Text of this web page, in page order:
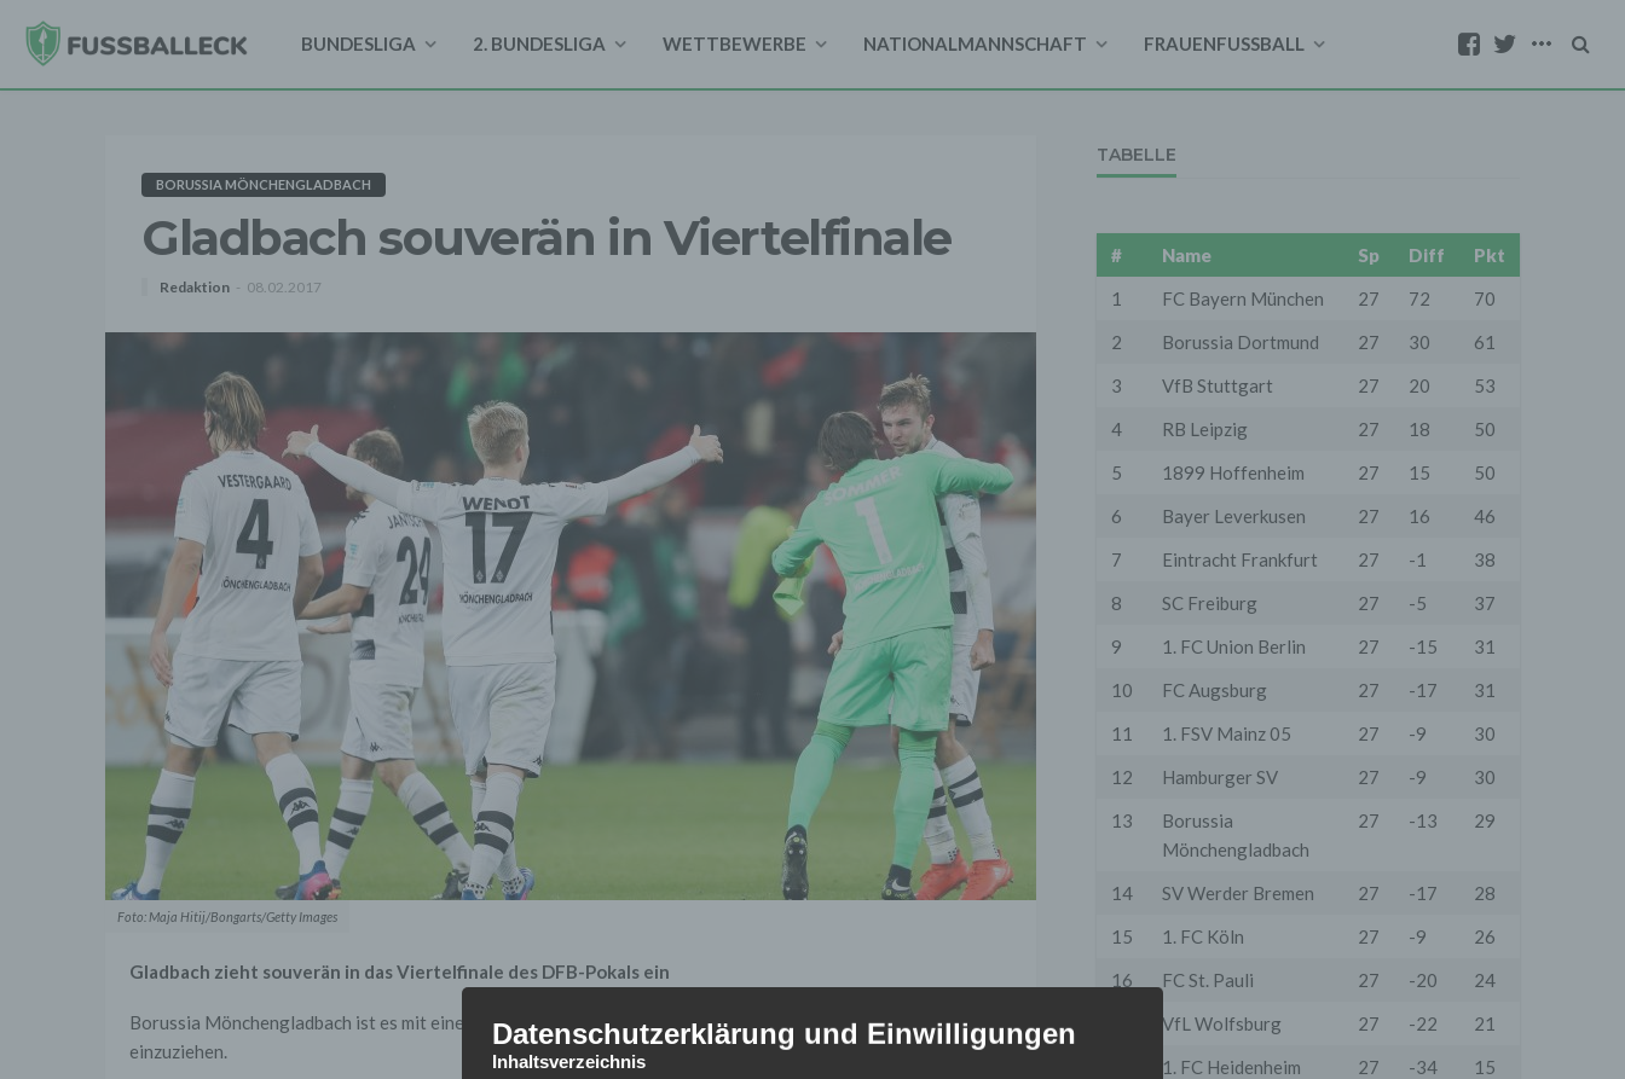
BUNDESLIGA 2. BUNDESLIGA WETTBEWERBE NATIONALMANNSCHAFT FRAUENFUSSBALL
BORUSSIA MÖNCHENGLADBACH
Gladbach souverän in Viertelfinale
Redaktion 08.02.2017
Foto: Maja Hitij/Bongarts/Getty Images
Gladbach zieht souverän in das Viertelfinale des DFB-Pokals ein
Borussia Mönchengladbach ist es mit einer souveränen Leistung gelungen, in das Viertfinale des DFB-Pokals
einzuziehen.
TABELLE
# Name Sp Diff
Pkt
1
FC Bayern München 27 72
70
2
Borussia Dortmund 27 30
61
3
VfB Stuttgart 27 20
53
4
RB Leipzig 27 18
50
5
1899 Hoffenheim 27 15
50
6
Bayer Leverkusen 27 16
46
7
Eintracht Frankfurt 27 -1
38
8
SC Freiburg 27 -5
37
9
1. FC Union Berlin 27 -15
31
10
FC Augsburg 27 -17
31
11
1. FSV Mainz 05 27 -9
30
12
Hamburger SV 27 -9
30
13
Borussia
Mönchengladbach
27 -13 29
14 SV Werder Bremen 27 -17
28
15
1. FC Köln 27 -9
26
16
FC St. Pauli 27 -20
24
VfL Wolfsburg 27 -22
21
1. FC Heidenheim
27 -34 15
Datenschutzerklärung und Einwilligungen
Inhaltsverzeichnis